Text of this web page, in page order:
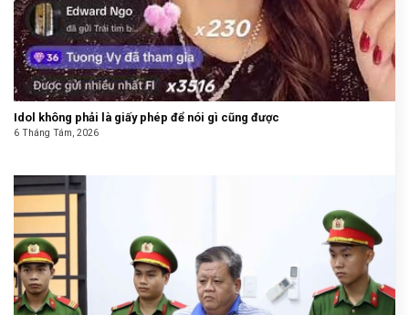
Idol không phải là giấy phép để nói gì cũng được
6 Tháng Tám, 2026